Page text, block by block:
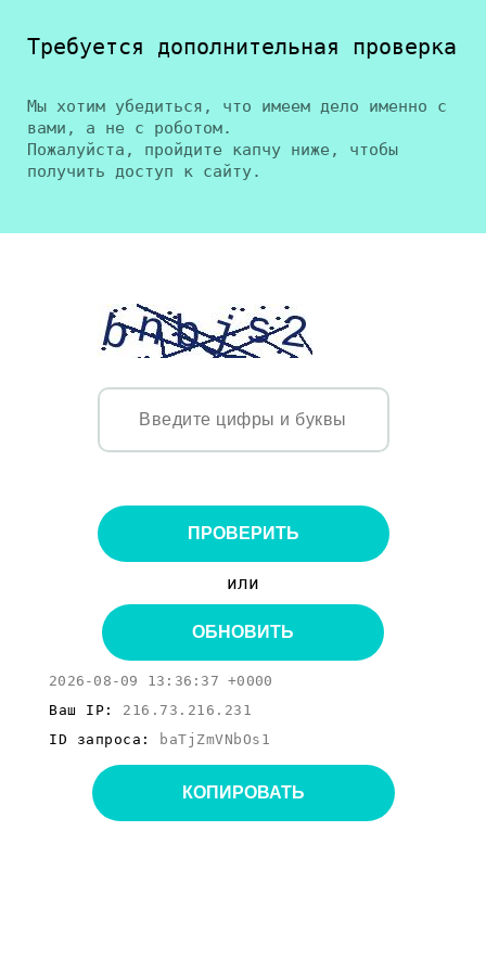
Требуется дополнительная проверка
Мы хотим убедиться, что имеем дело именно с
вами, а не с роботом.
Пожалуйста, пройдите капчу ниже, чтобы
получить доступ к сайту.
ПРОВЕРИТЬ
или
ОБНОВИТЬ
2026-08-09 13:36:37 +0000
Ваш IP: 216.73.216.231
ID запроса:
baTjZmVNbOs1
КОПИРОВАТЬ